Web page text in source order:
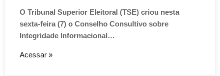
O Tribunal Superior Eleitoral (TSE) criou nesta
sexta-feira (7) o Conselho Consultivo sobre
Integridade Informacional…
Acessar »